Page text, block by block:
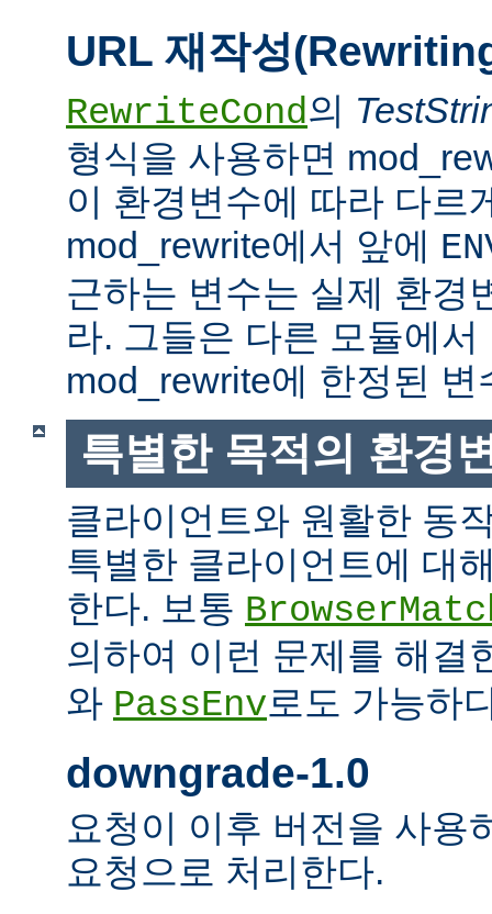
URL 재작성
RewriteCond의
형식을 사용하면
이 환경변수에 따라 다르
mod_rewrite에서 앞에
근하는 변수는 실제 환경
라. 그들은 다른 모듈에
mod_rewrite에 한정된 변
특별한 목적의 환경
클라이언트와 원활한 동
특별한 클라이언트에 대
한다. 보통
의하여 이런 문제를 해결
와 PassEnv로도 가능하
downgrade-1.0
요청이 이후 버전을 사용
요청으로 처리한다.